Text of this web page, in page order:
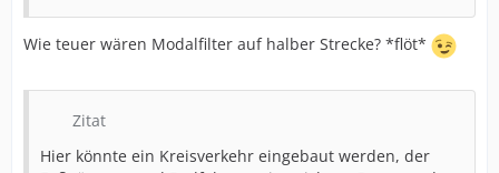
Wie teuer wären Modalfilter auf halber Strecke? *flöt*
Zitat
Hier könnte ein Kreisverkehr eingebaut werden, der